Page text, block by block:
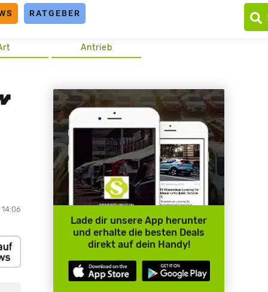
RATGEBER
Antrieb
Lade dir unsere App herunter
und erhalte die besten Deals
direkt auf dein Handy!